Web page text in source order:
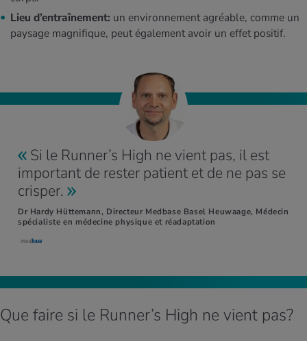
Lieu d’entraînement: un environnement agréable, comme un
paysage magnifique, peut également avoir un effet positif.
Si le Runner’s High ne vient pas, il est
important de rester patient et de ne pas se
crisper.
Dr Hardy Hüttemann, Directeur Medbase Basel Heuwaage, Médecin
spécialiste en médecine physique et réadaptation
Que faire si le Runner’s High ne vient pas?